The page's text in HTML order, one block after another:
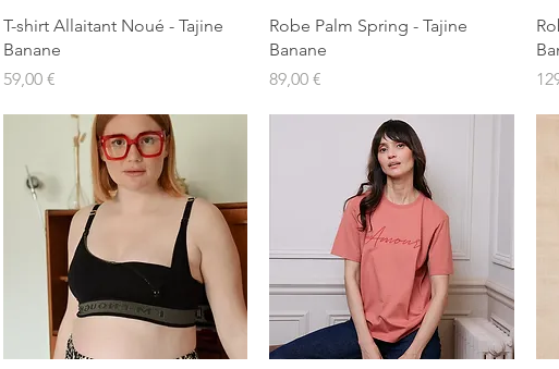
Aperçu rapide
T-shirt Allaitant Noué - Tajine
Banane
Prix
59,00 €
Aperçu rapide
Robe Palm Spring - Tajine
Banane
Prix
89,00 €